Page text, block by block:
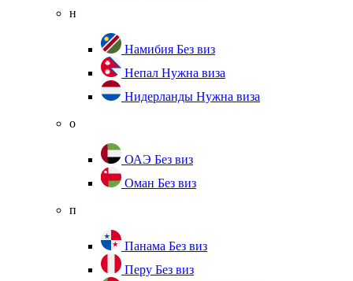
н
Намибия Без виз
Непал Нужна виза
Нидерланды Нужна виза
о
ОАЭ Без виз
Оман Без виз
п
Панама Без виз
Перу Без виз